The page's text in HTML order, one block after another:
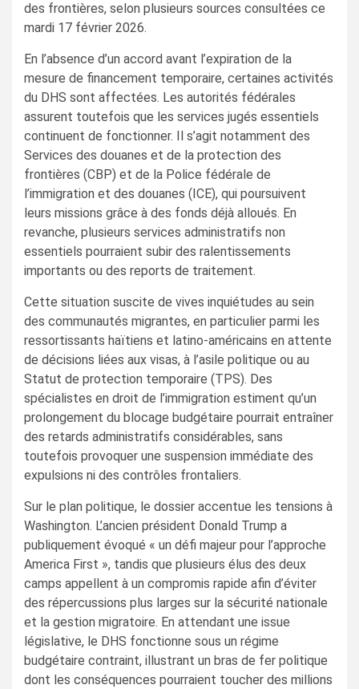
des frontières, selon plusieurs sources consultées ce
mardi 17 février 2026.
En l’absence d’un accord avant l’expiration de la
mesure de financement temporaire, certaines activités
du DHS sont affectées. Les autorités fédérales
assurent toutefois que les services jugés essentiels
continuent de fonctionner. Il s’agit notamment des
Services des douanes et de la protection des
frontières (CBP) et de la Police fédérale de
l’immigration et des douanes (ICE), qui poursuivent
leurs missions grâce à des fonds déjà alloués. En
revanche, plusieurs services administratifs non
essentiels pourraient subir des ralentissements
importants ou des reports de traitement.
Cette situation suscite de vives inquiétudes au sein
des communautés migrantes, en particulier parmi les
ressortissants haïtiens et latino-américains en attente
de décisions liées aux visas, à l’asile politique ou au
Statut de protection temporaire (TPS). Des
spécialistes en droit de l’immigration estiment qu’un
prolongement du blocage budgétaire pourrait entraîner
des retards administratifs considérables, sans
toutefois provoquer une suspension immédiate des
expulsions ni des contrôles frontaliers.
Sur le plan politique, le dossier accentue les tensions à
Washington. L’ancien président Donald Trump a
publiquement évoqué « un défi majeur pour l’approche
America First », tandis que plusieurs élus des deux
camps appellent à un compromis rapide afin d’éviter
des répercussions plus larges sur la sécurité nationale
et la gestion migratoire. En attendant une issue
législative, le DHS fonctionne sous un régime
budgétaire contraint, illustrant un bras de fer politique
dont les conséquences pourraient toucher des millions